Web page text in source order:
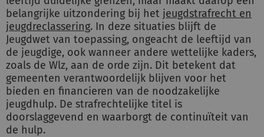
belangrijke uitzondering bij het jeugdstrafrecht en
jeugdreclassering. In deze situaties blijft de
Jeugdwet van toepassing, ongeacht de leeftijd van
de jeugdige, ook wanneer andere wettelijke kaders,
zoals de Wlz, aan de orde zijn. Dit betekent dat
gemeenten verantwoordelijk blijven voor het
bieden en financieren van de noodzakelijke
jeugdhulp. De strafrechtelijke titel is
doorslaggevend en waarborgt de continuïteit van
de hulp.